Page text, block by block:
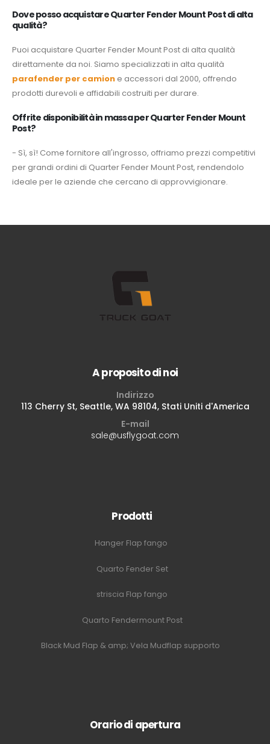
Dove posso acquistare Quarter Fender Mount Post di alta
qualità?
Puoi acquistare Quarter Fender Mount Post di alta qualità
direttamente da noi. Siamo specializzati in alta qualità
parafender per camion e accessori dal 2000, offrendo
prodotti durevoli e affidabili costruiti per durare.
Offrite disponibilità in massa per Quarter Fender Mount
Post?
- Sì, sì! Come fornitore all'ingrosso, offriamo prezzi competitivi
per grandi ordini di Quarter Fender Mount Post, rendendolo
ideale per le aziende che cercano di approvvigionare.
A proposito di noi
Indirizzo
113 Cherry St, Seattle, WA 98104, Stati Uniti d'America
E-mail
sale@usflygoat.com
Prodotti
Hanger Flap fango
Quarto Fender Set
striscia Flap fango
Quarto Fendermount Post
Black Mud Flap & amp; Vela Mudflap supporto
Orario di apertura